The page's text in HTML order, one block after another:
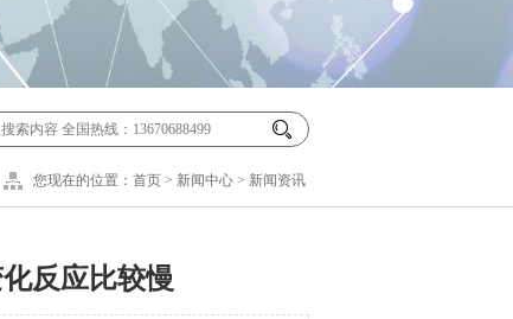
您现在的位置： 首页 > 新闻中心 > 新闻资讯
反应比较慢